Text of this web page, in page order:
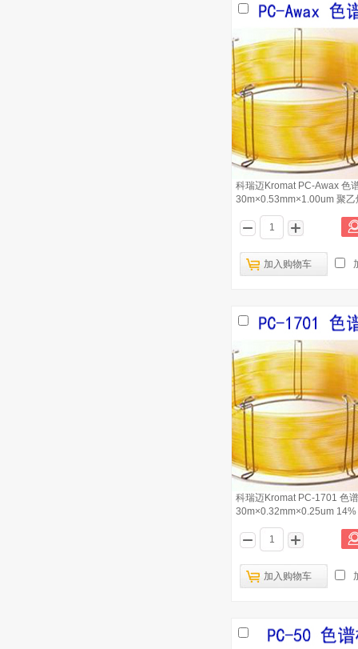
科瑞迈Kromat PC-Awax 色
30m×0.53mm×1.00um 聚乙
加入购物车
科瑞迈Kromat PC-1701 色
30m×0.32mm×0.25um 14%
加入购物车